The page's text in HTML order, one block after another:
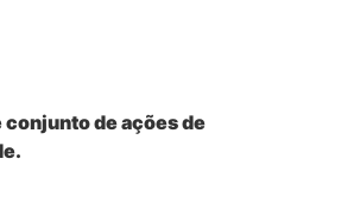
de ações de